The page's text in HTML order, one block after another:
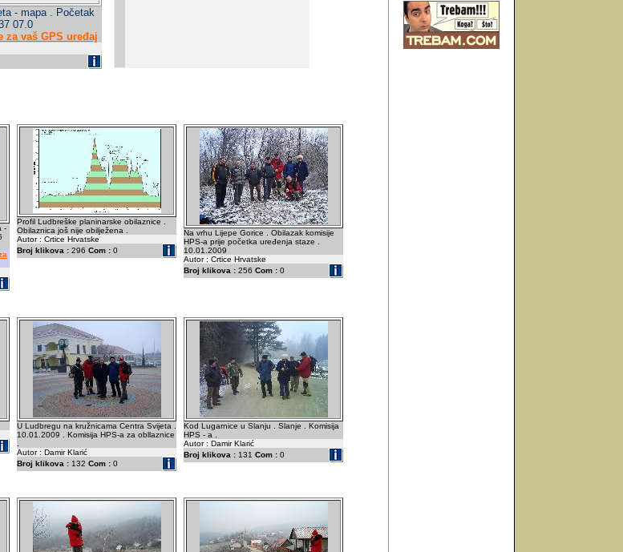
- mapa . Početak
07.0
za vaš GPS uređaj
-
Profil Ludbreške planinarske obilaznice .
Obilaznica još nije obilježena .
Autor : Crtice Hrvatske
Broj klikova : 296 Com : 0
Na vrhu Lijepe Gorice . Obilazak komisije
HPS-a prije početka uređenja staze .
10.01.2009
Autor : Crtice Hrvatske
Broj klikova : 256 Com : 0
U Ludbregu na kružnicama Centra Svijeta .
10.01.2009 . Komisija HPS-a za obllaznice
Autor : Damir Klarić
Broj klikova : 132 Com : 0
Kod Lugarnice u Slanju . Slanje . Komisija
HPS - a .
Autor : Damir Klarić
Broj klikova : 131 Com : 0